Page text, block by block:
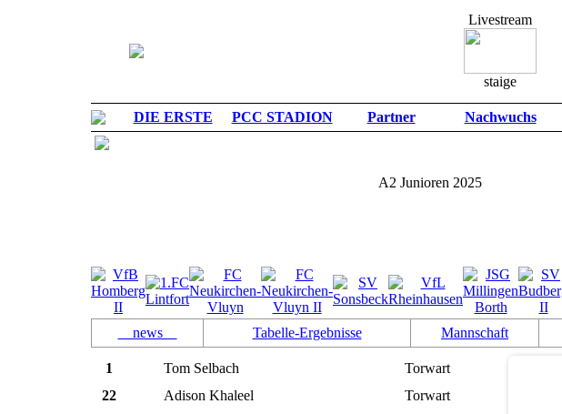
Livestream
staige
DIE ERSTE PCC STADION Partner Nachwuchs
A2 Junioren 2025
news Tabelle-Ergebnisse Mannschaft
1 Tom Selbach
Torwart
22
Adison Khaleel
Torwart